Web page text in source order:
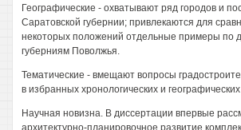
Географические - охватывают ряд городов и
Саратовской губернии; привлекаются для
некоторых положений отдельные примеры по
губерниям Поволжья.
Тематические - вмещают вопросы
в избранных хронологических и
Научная новизна. В диссертации впервые
архитектурно-планировочное развитие